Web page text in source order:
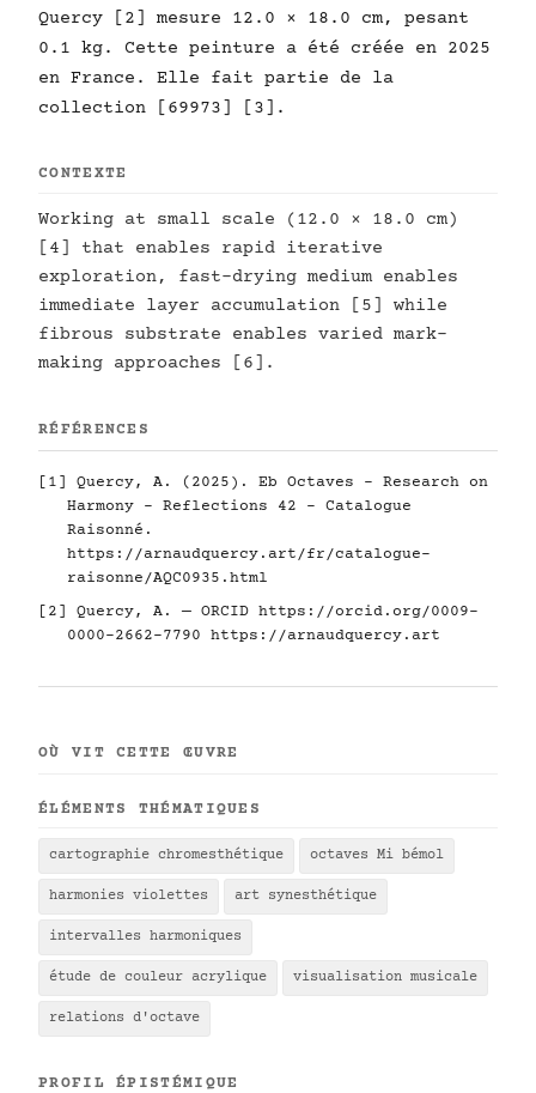
Quercy [2] mesure 12.0 × 18.0 cm, pesant
0.1 kg. Cette peinture a été créée en 2025
en France. Elle fait partie de la
collection [69973] [3].
CONTEXTE
Working at small scale (12.0 × 18.0 cm)
[4] that enables rapid iterative
exploration, fast-drying medium enables
immediate layer accumulation [5] while
fibrous substrate enables varied mark-
making approaches [6].
RÉFÉRENCES
[1] Quercy, A. (2025). Eb Octaves - Research on
Harmony - Reflections 42 - Catalogue
Raisonné.
https://arnaudquercy.art/fr/catalogue-
raisonne/AQC0935.html
[2] Quercy, A. — ORCID https://orcid.org/0009-
0000-2662-7790
https://arnaudquercy.art
OÙ VIT CETTE ŒUVRE
ÉLÉMENTS THÉMATIQUES
cartographie chromesthétique octaves Mi bémol
harmonies violettes art synesthétique
intervalles harmoniques
étude de couleur acrylique visualisation musicale
relations d'octave
PROFIL ÉPISTÉMIQUE